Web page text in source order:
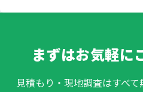
まずはお気軽に
見積もり・現地調査はすべ